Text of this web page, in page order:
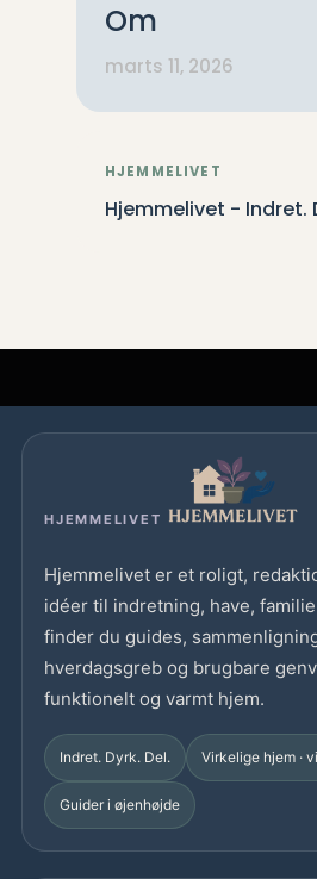
Om
marts 11, 2026
HJEMMELIVET
Hjemmelivet - Indret.
HJEMMELIVET
Hjemmelivet er et roligt,
idéer til indretning, have,
finder du guides,
hverdagsgreb og brugbare
funktionelt og varmt hjem.
Indret. Dyrk. Del. Virkelige hjem ·
Guider i øjenhøjde